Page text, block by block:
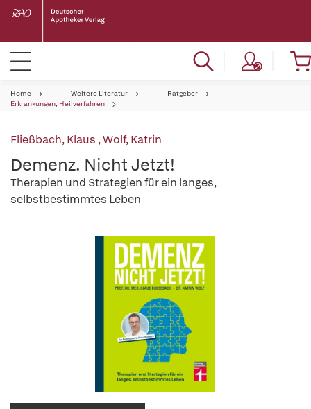
Home Weitere Literatur
Ratgeber
Erkrankungen, Heilverfahren
Fließbach, Klaus ,Wolf, Katrin
Demenz. Nicht Jetzt!
Therapien und Strategien für ein langes,
selbstbestimmtes Leben